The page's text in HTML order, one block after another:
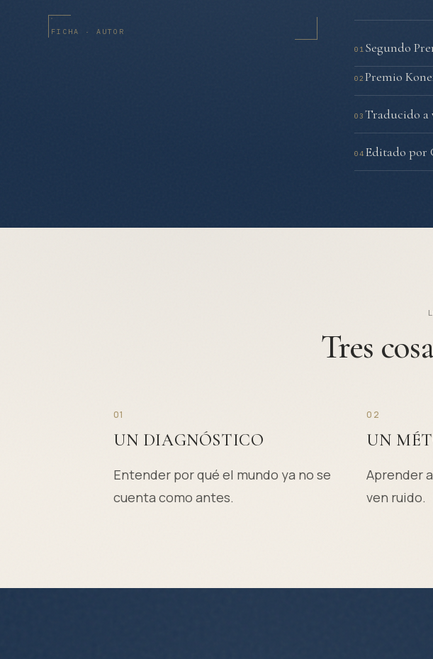
FICHA · AUTOR Segundo
02 Premio
03 Traducido a
04 Editado por
Tres
01
UN DIAGNÓSTICO
Entender por qué el mundo ya no se
cuenta como antes.
02
UN
Aprender
ven ruido.